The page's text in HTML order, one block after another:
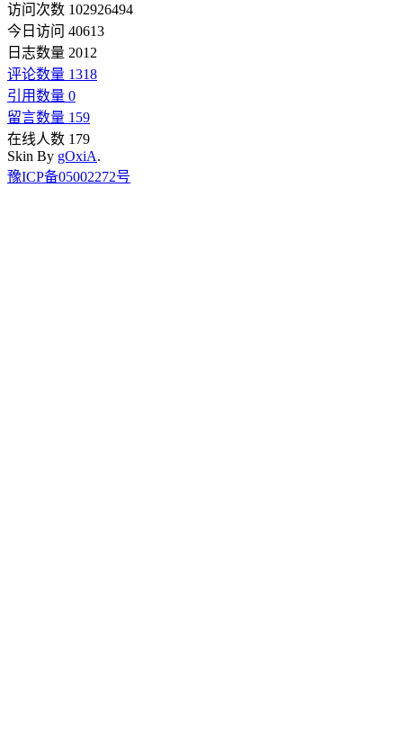
访问次数 102926494
今日访问 40613
日志数量 2012
评论数量 1318
引用数量 0
留言数量 159
在线人数 179
Skin By gOxiA.
豫ICP备05002272号